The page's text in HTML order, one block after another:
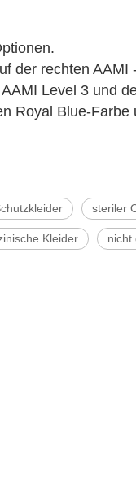
der rechten AAMI
Level 3 und
Royal Blue-Farbe
steriler
Kleider nicht